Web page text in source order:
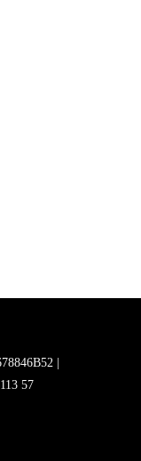
|
57